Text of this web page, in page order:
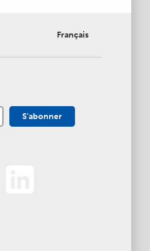
Français